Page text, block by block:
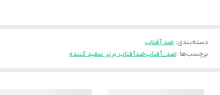
دسته‌بندی: ضد آفتاب
برچسب‌ها :ضد_آفتابضدآفتاب برتر سفید کننده